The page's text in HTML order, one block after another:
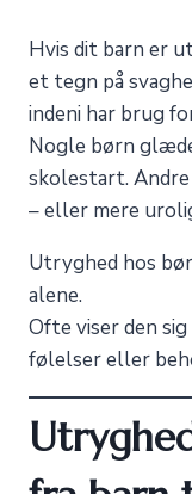
Hvis dit barn er
et tegn på
indeni har brug
Nogle børn
skolestart.
– eller mere
Utryghed hos
alene.
Ofte viser den
følelser eller